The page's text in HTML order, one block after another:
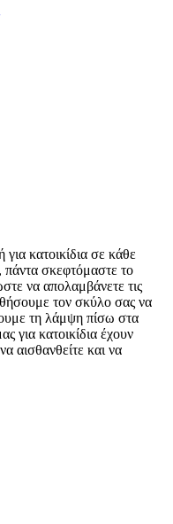
κατοικίδια σε κάθε
πάντα σκεφτόμαστε το
να απολαμβάνετε τις
τον σκύλο σας να
τη λάμψη πίσω στα
για κατοικίδια έχουν
αισθανθείτε και να